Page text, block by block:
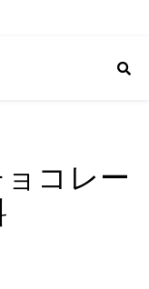
コレー